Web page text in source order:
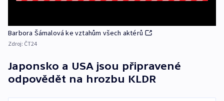
Barbora Šámalová ke vztahům všech aktérů
Zdroj: ČT24
Japonsko a USA jsou připravené
odpovědět na hrozbu KLDR